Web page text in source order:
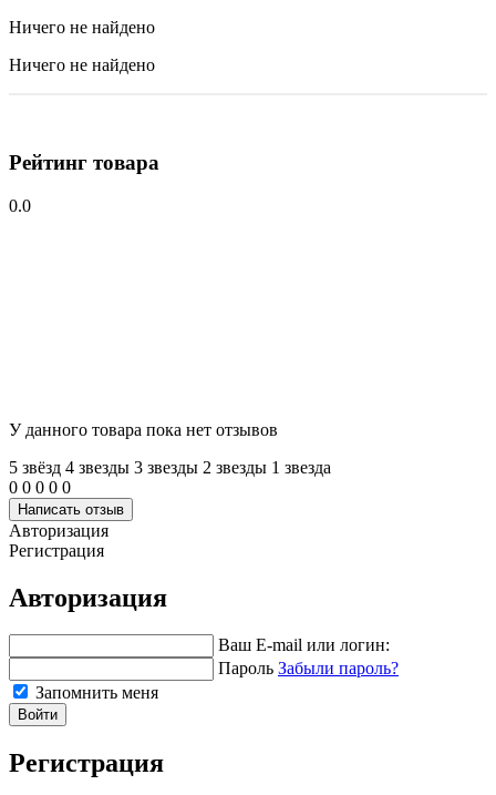
Ничего не найдено
Ничего не найдено
Рейтинг товара
0.0
У данного товара пока нет отзывов
5 звёзд 4 звeзды 3 звeзды 2 звeзды 1 звeзда
0 0 0 0 0
Написать отзыв
Авторизация
Регистрация
Авторизация
Ваш E-mail или логин:
Пароль Забыли пароль?
Запомнить меня
Войти
Регистрация